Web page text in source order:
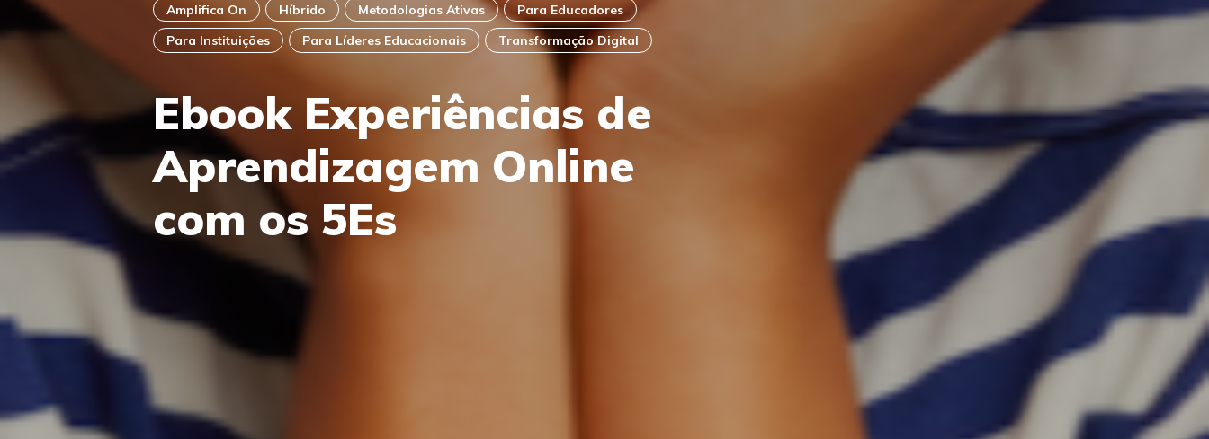
Amplifica On Híbrido Metodologias Ativas
Para Educadores
Para Instituições
Para Líderes Educacionais Transformação Digital
Ebook Experiências de
Aprendizagem Online
com os 5Es